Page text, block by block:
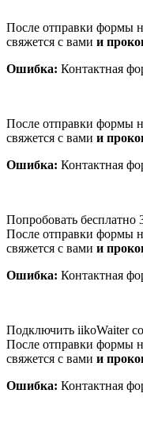
После отправки формы
свяжется с вами и
Ошибка: Контактная
После отправки формы
свяжется с вами и
Ошибка: Контактная
Попробовать бесплатно
После отправки формы
свяжется с вами и
Ошибка: Контактная
Подключить iikoWaiter
После отправки формы
свяжется с вами и
Ошибка: Контактная